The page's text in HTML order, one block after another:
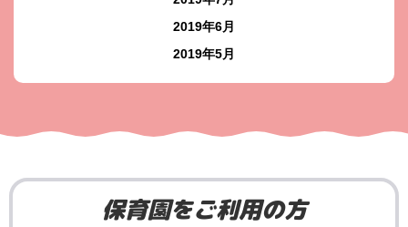
2019年6月
2019年5月
保育園をご利用の方